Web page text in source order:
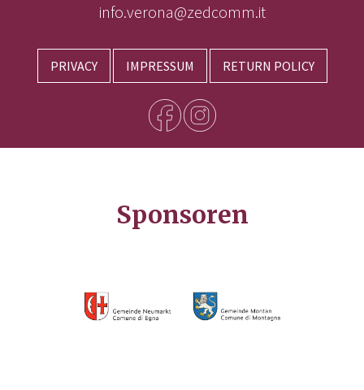
info.verona@zedcomm.it
PRIVACY IMPRESSUM RETURN POLICY
Sponsoren